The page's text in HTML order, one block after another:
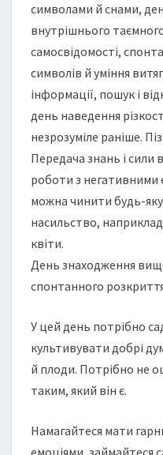
символами й снами,
внутрішнього
самосвідомості,
символів й уміння
інформації, пошук і
день наведення
незрозуміле раніше.
Передача знань і сили
роботи з негативними
можна чинити будь-
насильство,
квіти.
День знаходження
спонтанного розкриття
У цей день потрібно
культивувати добрі
й плоди. Потрібно не
таким, який він є.
Намагайтеся мати
емоціями, займайтеся